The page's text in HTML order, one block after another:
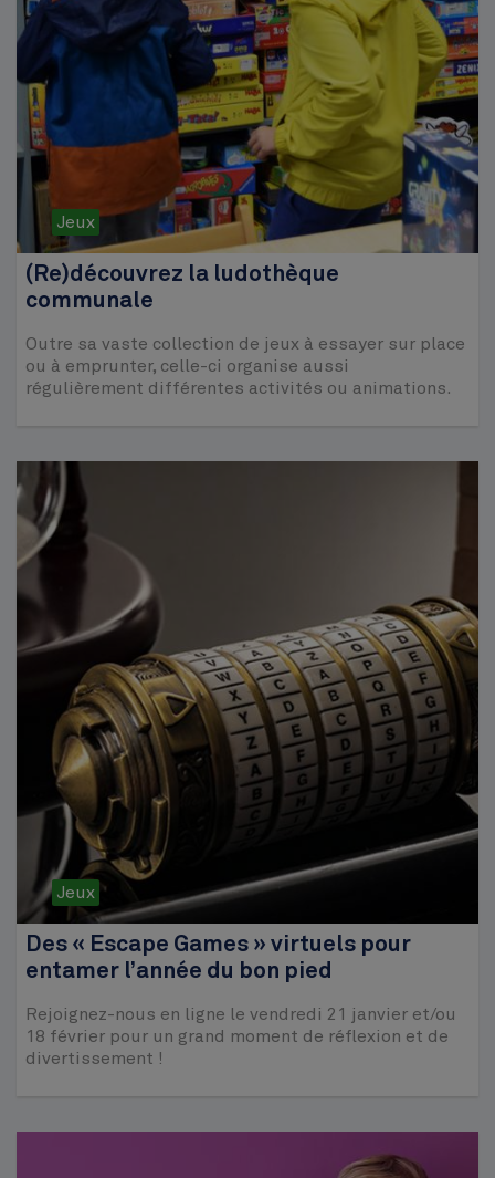
Jeux
(Re)découvrez la ludothèque
communale
Outre sa vaste collection de jeux à essayer sur place
ou à emprunter, celle-ci organise aussi
régulièrement différentes activités ou animations.
Jeux
Des « Escape Games » virtuels pour
entamer l’année du bon pied
Rejoignez-nous en ligne le vendredi 21 janvier et/ou
18 février pour un grand moment de réflexion et de
divertissement !